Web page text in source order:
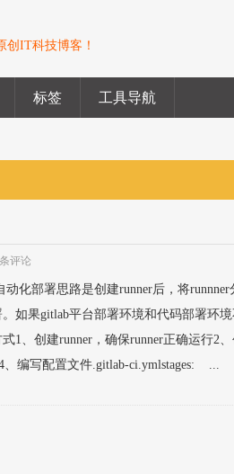
创IT科技博客！
标签 工具导航
评论
动化部署思路是创建runner后，将
如果gitlab平台部署环境和代码部署环
1、创建runner，确保runner正确运行2
、编写配置文件.gitlab-ci.ymlstages: ...